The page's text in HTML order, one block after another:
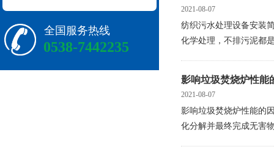
全国服务热线
0538-7442235
2021-08-07
纺织污水处理设备安装
化学处理，不排污泥都
影响垃圾焚烧炉性能
2021-08-07
影响垃圾焚烧炉性能的
化分解并最终完成无害